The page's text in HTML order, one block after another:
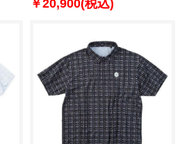
￥20,900(税込)